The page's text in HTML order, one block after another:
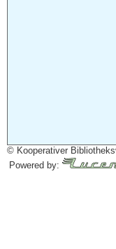
© Kooperativer
Powered by: